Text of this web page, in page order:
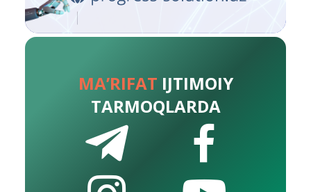
MA’RIFAT IJTIMOIY
TARMOQLARDA